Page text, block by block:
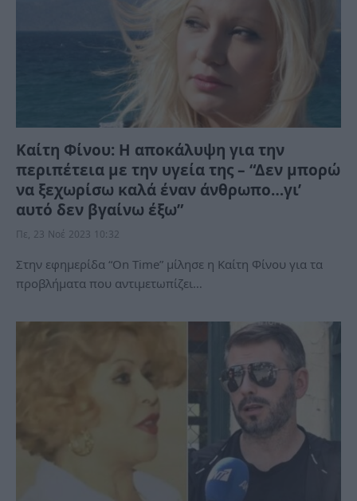
Καίτη Φίνου: Η αποκάλυψη για την
περιπέτεια με την υγεία της – “Δεν μπορώ
να ξεχωρίσω καλά έναν άνθρωπο…γι’
αυτό δεν βγαίνω έξω”
Πε, 23 Νοέ 2023 10:32
Στην εφημερίδα “On Time” μίλησε η Καίτη Φίνου για τα
προβλήματα που αντιμετωπίζει…